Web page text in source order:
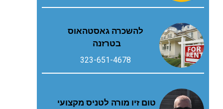
להשכרה גאסטהאוס
בטרזנה
323-651-4678
טום זיו מורה לטניס מקצועי